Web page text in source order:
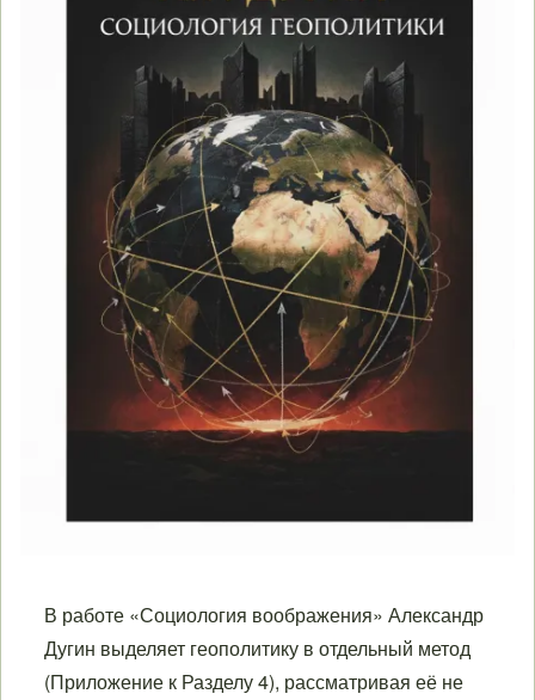
В работе «Социология воображения» Александр
Дугин выделяет геополитику в отдельный метод
(Приложение к Разделу 4), рассматривая её не